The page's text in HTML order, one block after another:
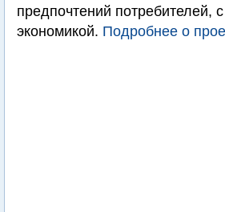
предпочтений потребителей,
экономикой. Подробнее о